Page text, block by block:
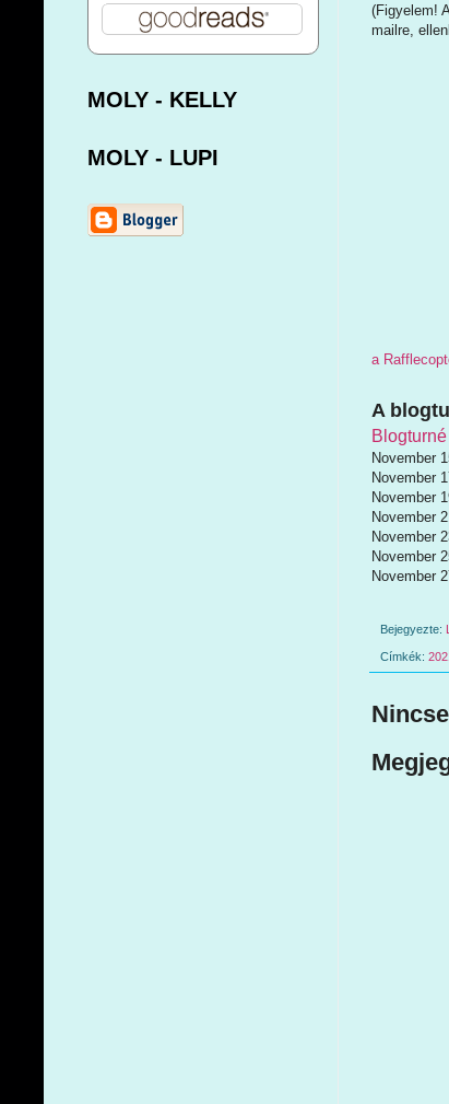
(Figyelem!
mailre,
a
A
November
November
November
November
November
November
November
Bejegyezte:
Címkék:
MOLY - KELLY
MOLY - LUPI